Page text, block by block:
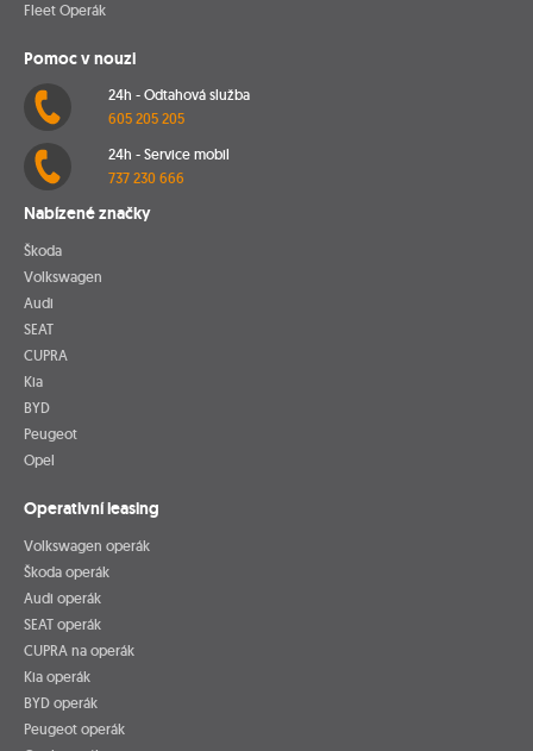
Fleet Operák
Pomoc v nouzi
24h - Odtahová služba
605 205 205
24h - Service mobil
737 230 666
Nabízené značky
Škoda
Volkswagen
Audi
SEAT
CUPRA
Kia
BYD
Peugeot
Opel
Operativní leasing
Volkswagen operák
Škoda operák
Audi operák
SEAT operák
CUPRA na operák
Kia operák
BYD operák
Peugeot operák